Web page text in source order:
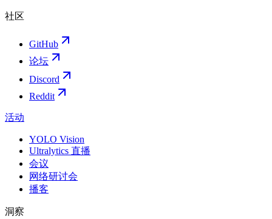
社区
GitHub
论坛
Discord
Reddit
活动
YOLO Vision
Ultralytics 直播
会议
网络研讨会
播客
洞察